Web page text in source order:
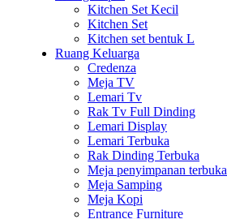
Kitchen Set Kecil
Kitchen Set
Kitchen set bentuk L
Ruang Keluarga
Credenza
Meja TV
Lemari Tv
Rak Tv Full Dinding
Lemari Display
Lemari Terbuka
Rak Dinding Terbuka
Meja penyimpanan terbuka
Meja Samping
Meja Kopi
Entrance Furniture